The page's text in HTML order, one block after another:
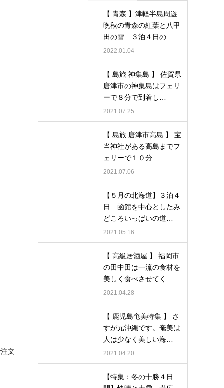
文
【 青森 】津軽半島周遊
晩秋の青森の紅葉と八甲
田の雪 ３泊４日の…
2022.01.04
【 島旅 神集島 】 佐賀県
唐津市の神集島はフェリ
ーで８分で到着し…
2021.07.25
【 島旅 唐津市高島 】 宝
当神社がある高島までフ
ェリーで１０分
2021.07.06
【５月の北海道】３泊４
日 函館を中心としたみ
どころいっぱいの道…
2021.05.16
【 高級居酒屋 】 福岡市
の田中田は一流の食材を
美しく食べさせてく…
2021.04.28
【 鹿児島奄美特集 】 さ
すが元沖縄です。奄美は
人は少なく美しい海…
2021.04.20
【特集：冬の十勝４日